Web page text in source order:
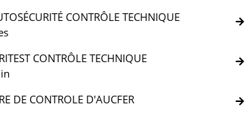
CONTRÔLE TECHNIQUE
CONTRÔLE TECHNIQUE
DE CONTROLE D'AUCFER